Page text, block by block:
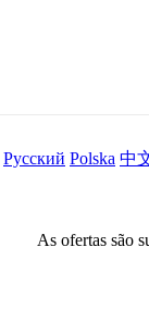
Русский Polska 中
As ofertas são